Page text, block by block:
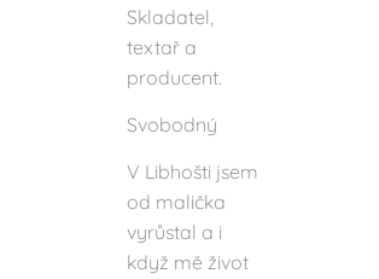
Skladatel,
textař a
producent.
Svobodný
V Libhošti jsem
od malička
vyrůstal a i
když mě život